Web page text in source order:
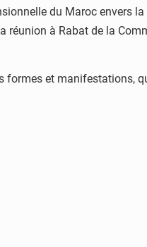
du Maroc envers
réunion à Rabat de la
formes et manifestations,